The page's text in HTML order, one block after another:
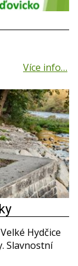
Hydčice
Slavnostní